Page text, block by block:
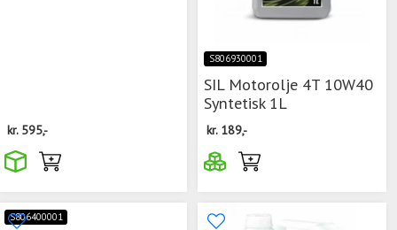
kr. 595,-
S806930001
SIL Motorolje 4T 10W40
Syntetisk 1L
kr. 189,-
S806400001